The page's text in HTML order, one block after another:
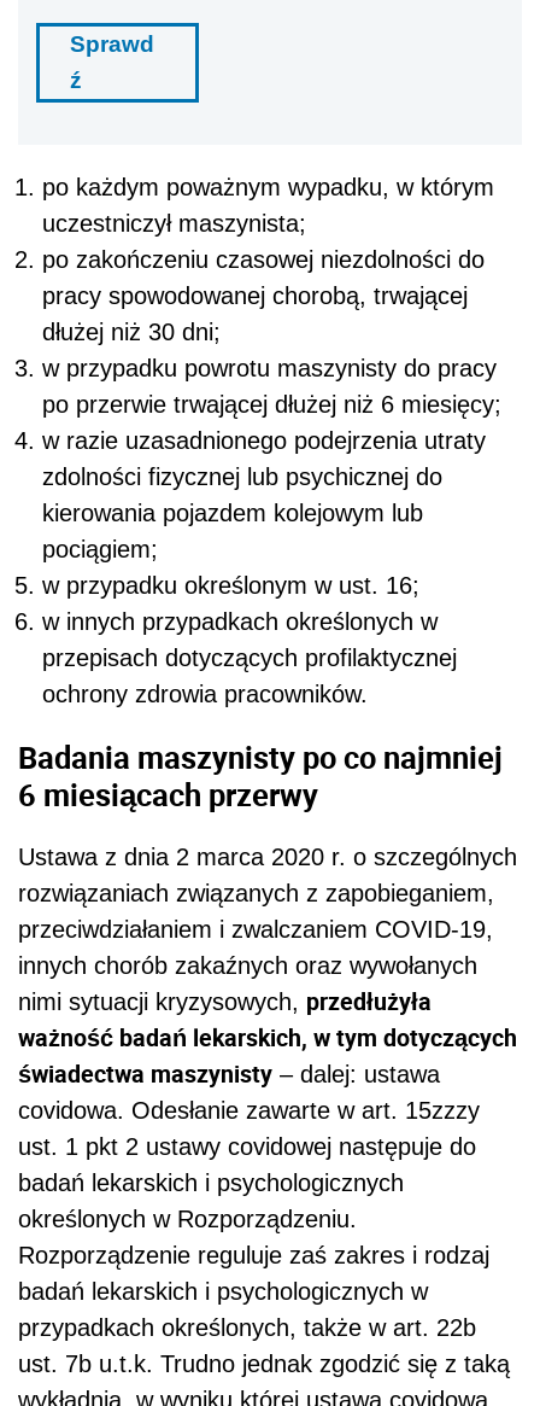
Sprawd
ź
po każdym poważnym wypadku, w którym
uczestniczył maszynista;
po zakończeniu czasowej niezdolności do
pracy spowodowanej chorobą, trwającej
dłużej niż 30 dni;
w przypadku powrotu maszynisty do pracy
po przerwie trwającej dłużej niż 6 miesięcy;
w razie uzasadnionego podejrzenia utraty
zdolności fizycznej lub psychicznej do
kierowania pojazdem kolejowym lub
pociągiem;
w przypadku określonym w ust. 16;
w innych przypadkach określonych w
przepisach dotyczących profilaktycznej
ochrony zdrowia pracowników.
Badania maszynisty po co najmniej
6 miesiącach przerwy
Ustawa z dnia 2 marca 2020 r. o szczególnych
rozwiązaniach związanych z zapobieganiem,
przeciwdziałaniem i zwalczaniem COVID-19,
innych chorób zakaźnych oraz wywołanych
nimi sytuacji kryzysowych, przedłużyła
ważność badań lekarskich, w tym dotyczących
świadectwa maszynisty – dalej: ustawa
covidowa. Odesłanie zawarte w art. 15zzzy
ust. 1 pkt 2 ustawy covidowej następuje do
badań lekarskich i psychologicznych
określonych w Rozporządzeniu.
Rozporządzenie reguluje zaś zakres i rodzaj
badań lekarskich i psychologicznych w
przypadkach określonych, także w art. 22b
ust. 7b u.t.k. Trudno jednak zgodzić się z taką
wykładnią, w wyniku której ustawa covidowa